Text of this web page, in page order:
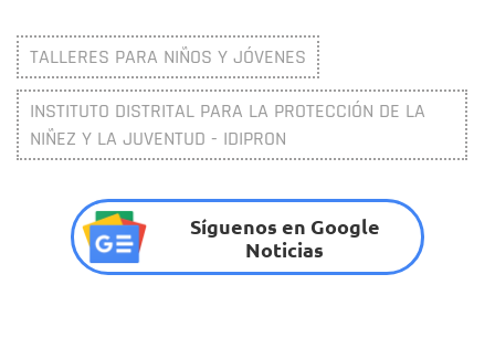
TALLERES PARA NIÑOS Y JÓVENES
INSTITUTO DISTRITAL PARA LA PROTECCIÓN DE LA
NIÑEZ Y LA JUVENTUD - IDIPRON
Síguenos en Google
Noticias